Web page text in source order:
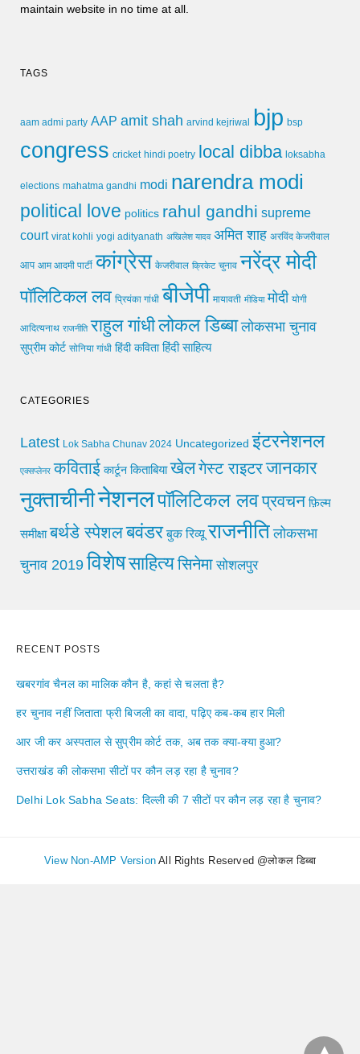
maintain website in no time at all.
TAGS
aam admi party AAP amit shah arvind kejriwal bjp bsp
congress cricket hindi poetry local dibba loksabha
elections mahatma gandhi modi narendra modi
political love politics rahul gandhi supreme
court virat kohli yogi adityanath अखिलेश यादव अमित शाह अरविंद केजरीवाल
आप आम आदमी पार्टी कांग्रेस केजरीवाल क्रिकेट चुनाव नरेंद्र मोदी
पॉलिटिकल लव प्रियंका गांधी बीजेपी मायावती मीडिया मोदी योगी
आदित्यनाथ राजनीति राहुल गांधीलोकल डिब्बा लोकसभा चुनाव
सुप्रीम कोर्ट सोनिया गांधी हिंदी कविता हिंदी साहित्य
CATEGORIES
Latest Lok Sabha Chunav 2024 Uncategorized इंटरनेशनल
एक्सप्लेनर कविताई कार्टून किताबिया खेलगेस्ट राइटरजानकार
नुक्ताचीनीनेशनलपॉलिटिकल लवप्रवचन फ़िल्म
समीक्षा बर्थडे स्पेशलबवंडर बुक रिव्यू राजनीति लोकसभा
चुनाव 2019 विशेषसाहित्यसिनेमा सोशलपुर
RECENT POSTS
खबरगांव चैनल का मालिक कौन है, कहां से चलता है?
हर चुनाव नहीं जिताता फ्री बिजली का वादा, पढ़िए कब-कब हार मिली
आर जी कर अस्पताल से सुप्रीम कोर्ट तक, अब तक क्या-क्या हुआ?
उत्तराखंड की लोकसभा सीटों पर कौन लड़ रहा है चुनाव?
Delhi Lok Sabha Seats: दिल्ली की 7 सीटों पर कौन लड़ रहा है चुनाव?
View Non-AMP Version All Rights Reserved @लोकल डिब्बा